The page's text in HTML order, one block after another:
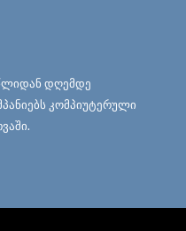
წლიდან დღემდე
კომპიუტერული